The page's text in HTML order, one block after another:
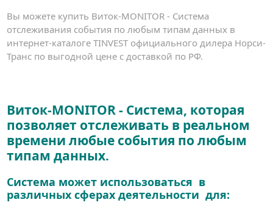
Вы можете купить Виток-MONITOR - Система
отслеживания события по любым типам данных в
интернет-каталоге TINVEST официального дилера Норси-
Транс по выгодной цене с доставкой по РФ.
Виток-MONITOR - Система, которая
позволяет отслеживать в реальном
времени любые события по любым
типам данных.
Система может использоваться в
различных сферах деятельности для: